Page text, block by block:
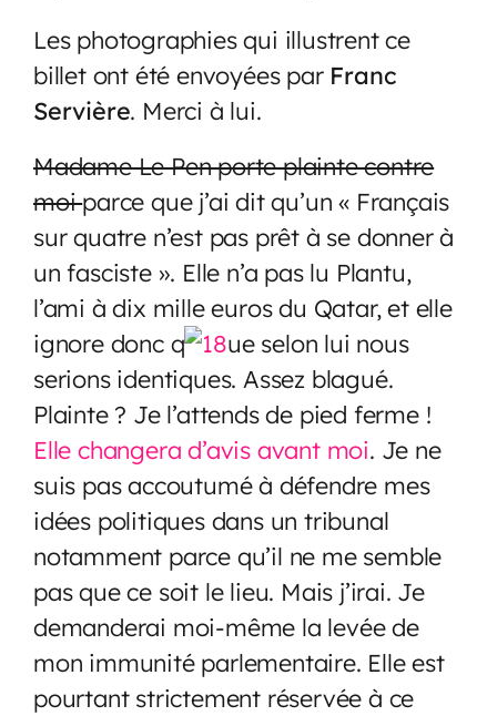
Les photographies qui illustrent ce
billet ont été envoyées par Franc
Servière. Merci à lui.
Madame Le Pen porte plainte contre
moiparce que j’ai dit qu’un « Français
sur quatre n’est pas prêt à se donner à
un fasciste ». Elle n’a pas lu Plantu,
l’ami à dix mille euros du Qatar, et elle
ignore donc q
ue selon lui nous
serions identiques. Assez blagué.
Plainte ? Je l’attends de pied ferme !
Elle changera d’avis avant moi. Je ne
suis pas accoutumé à défendre mes
idées politiques dans un tribunal
notamment parce qu’il ne me semble
pas que ce soit le lieu. Mais j’irai. Je
demanderai moi-même la levée de
mon immunité parlementaire. Elle est
pourtant strictement réservée à ce